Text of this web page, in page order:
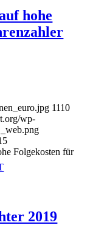
hohe
1110
wp-
Folgekosten für
2019